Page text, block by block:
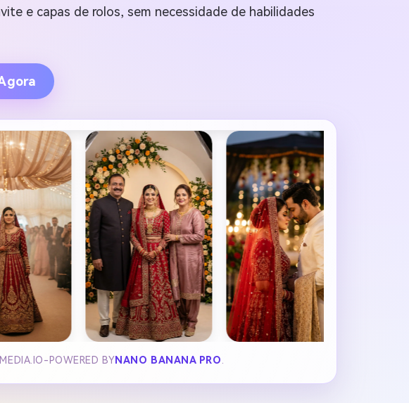
e capas de rolos, sem necessidade de habilidades
POWERED BYNANO BANANA PRO